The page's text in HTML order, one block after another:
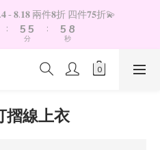
- 𝟖.𝟏𝟖 兩件𝟖折 四件𝟕𝟓折💫
:
6
5
4
6
5
4
分
:
6
5
4
2
9
8
7
5
2
秒
摺線上衣